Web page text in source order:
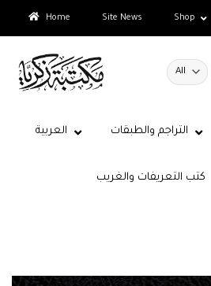
Home Site News Shop
التراجم والطبقات العربية
كتب التعريفات والغريب